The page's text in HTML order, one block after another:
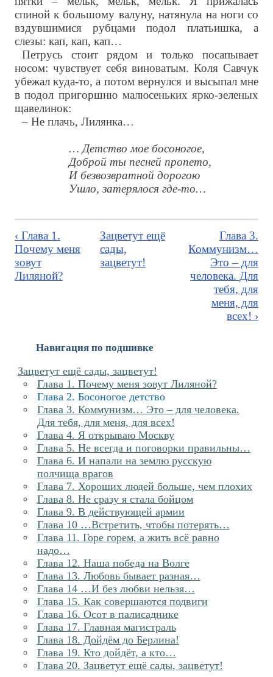
Навигация по подшивке
Зацветут ещё сады, зацветут!
Глава 1. Почему меня зовут Лиляной?
Глава 2. Босоногое детство
Глава 3. Коммунизм… Это – для человека.
Для тебя, для меня, для всех!
Глава 4. Я открываю Москву
Глава 5. Не всегда и поговорки правильны…
Глава 6. И напали на землю русскую
полчища врагов
Глава 7. Хороших людей больше, чем плохих
Глава 8. Не сразу я стала бойцом
Глава 9. В действующей армии
Глава 10 …Встретить, чтобы потерять…
Глава 11. Горе горем, а жить всё равно
надо…
Глава 12. Наша победа на Волге
Глава 13. Любовь бывает разная…
Глава 14 …И без любви нельзя…
Глава 15. Как совершаются подвиги
Глава 16. Осот в палисаднике
Глава 17. Главная магистраль
Глава 18. Дойдём до Берлина!
Глава 19. Кто дойдёт, а кто…
Глава 20. Зацветут ещё сады, зацветут!
спиной к большому валуну, натянула на ноги со
вздувшимися рубцами подол платьишка, а
слезы: кап, кап, кап…
Петрусь стоит рядом и только посапывает
носом: чувствует себя виноватым. Коля Савчук
убежал куда-то, а потом вернулся и высыпал мне
в подол пригоршню малюсеньких ярко-зеленых
щавелинок:
– Не плачь, Лилянка…
… Детство мое босоногое,
Доброй ты песней пропето,
И безвозвратной дорогою
Ушло, затерялося где-то…
‹ Глава 1.
Почему меня
зовут
Лиляной?
Зацветут ещё
сады,
зацветут!
Глава 3.
Коммунизм…
Это – для
человека. Для
тебя, для
меня, для
всех! ›